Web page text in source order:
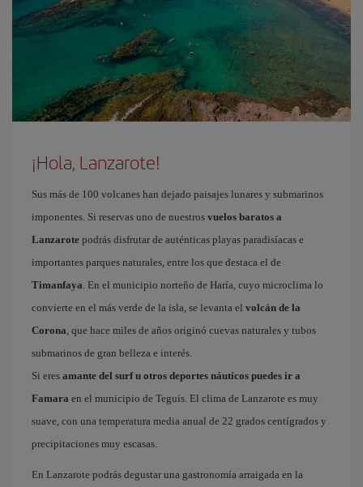
¡Hola, Lanzarote!
Sus más de 100 volcanes han dejado paisajes lunares y submarinos
imponentes. Si reservas uno de nuestros vuelos baratos a
Lanzarote podrás disfrutar de auténticas playas paradisíacas e
importantes parques naturales, entre los que destaca el de
Timanfaya. En el municipio norteño de Haría, cuyo microclima lo
convierte en el más verde de la isla, se levanta el volcán de la
Corona, que hace miles de años originó cuevas naturales y tubos
submarinos de gran belleza e interés.
Si eres amante del surf u otros deportes náuticos puedes ir a
Famara en el municipio de Teguis. El clima de Lanzarote es muy
suave, con una temperatura media anual de 22 grados centígrados y
precipitaciones muy escasas.
En Lanzarote podrás degustar una gastronomía arraigada en la